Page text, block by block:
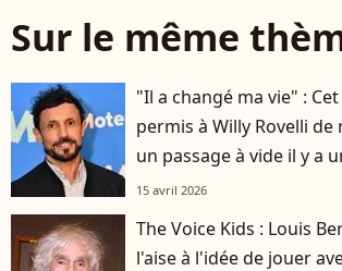
Sur le même
"Il a changé ma vie" :
permis à Willy Rovelli
un passage à vide il y a
15 avril 2026
The Voice Kids : Louis
l'aise à l'idée de jouer